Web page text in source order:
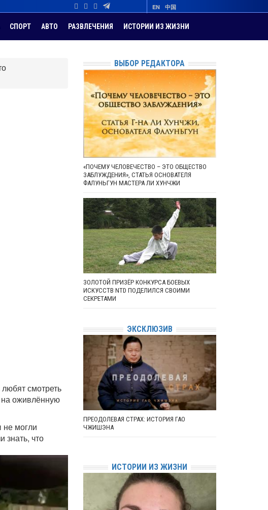
EN 中国
СПОРТ АВТО РАЗВЛЕЧЕНИЯ ИСТОРИИ ИЗ ЖИЗНИ
смотреть
на оживлённую
не могли
знать, что
ВЫБОР РЕДАКТОРА
«ПОЧЕМУ ЧЕЛОВЕЧЕСТВО – ЭТО ОБЩЕСТВО
ЗАБЛУЖДЕНИЯ», СТАТЬЯ ОСНОВАТЕЛЯ
ФАЛУНЬГУН МАСТЕРА ЛИ ХУНЧЖИ
ЗОЛОТОЙ ПРИЗЁР КОНКУРСА БОЕВЫХ
ИСКУССТВ NTD ПОДЕЛИЛСЯ СВОИМИ
СЕКРЕТАМИ
ЭКСКЛЮЗИВ
ПРЕОДОЛЕВАЯ СТРАХ: ИСТОРИЯ ГАО
ЧЖИШЭНА
ИСТОРИИ ИЗ ЖИЗНИ